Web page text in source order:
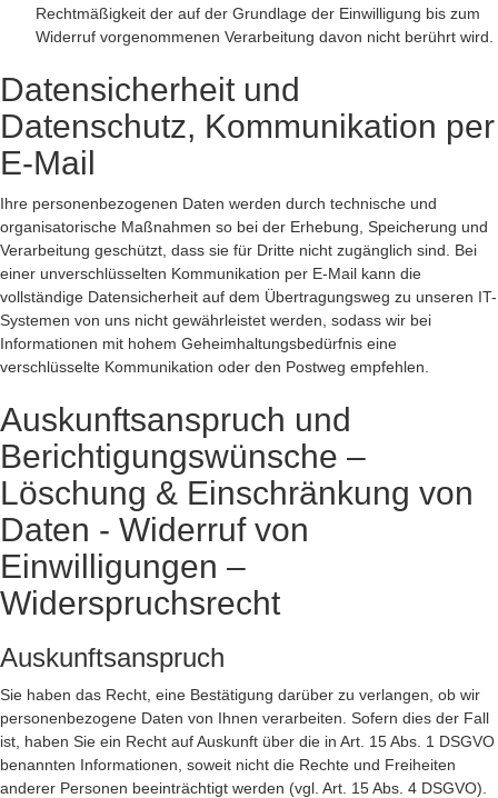
Rechtmäßigkeit der auf der Grundlage der Einwilligung bis zum
Widerruf vorgenommenen Verarbeitung davon nicht berührt wird.
Datensicherheit und
Datenschutz, Kommunikation per
E-Mail
Ihre personenbezogenen Daten werden durch technische und
organisatorische Maßnahmen so bei der Erhebung, Speicherung und
Verarbeitung geschützt, dass sie für Dritte nicht zugänglich sind. Bei
einer unverschlüsselten Kommunikation per E-Mail kann die
vollständige Datensicherheit auf dem Übertragungsweg zu unseren IT-
Systemen von uns nicht gewährleistet werden, sodass wir bei
Informationen mit hohem Geheimhaltungsbedürfnis eine
verschlüsselte Kommunikation oder den Postweg empfehlen.
Auskunftsanspruch und
Berichtigungswünsche –
Löschung & Einschränkung von
Daten - Widerruf von
Einwilligungen –
Widerspruchsrecht
Auskunftsanspruch
Sie haben das Recht, eine Bestätigung darüber zu verlangen, ob wir
personenbezogene Daten von Ihnen verarbeiten. Sofern dies der Fall
ist, haben Sie ein Recht auf Auskunft über die in Art. 15 Abs. 1 DSGVO
benannten Informationen, soweit nicht die Rechte und Freiheiten
anderer Personen beeinträchtigt werden (vgl. Art. 15 Abs. 4 DSGVO).